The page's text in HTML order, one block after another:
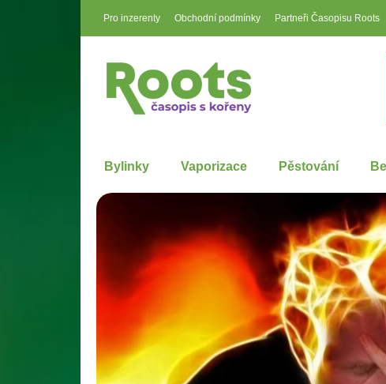
Pro inzerenty Obchodní podmínky Partneři Časopisu Roots
Bylinky Vaporizace Pěstování